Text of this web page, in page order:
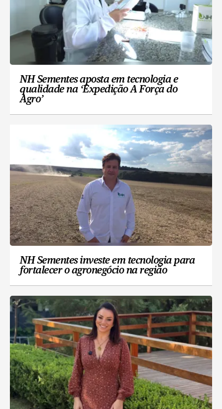
NH Sementes aposta em tecnologia e
qualidade na ‘Expedição A Força do
Agro’
NH Sementes investe em tecnologia para
fortalecer o agronegócio na região